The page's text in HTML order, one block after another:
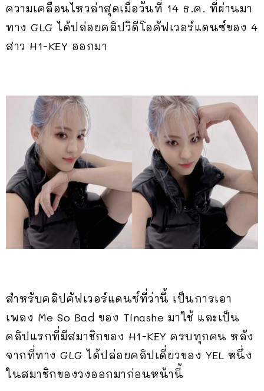
ความเคลื่อนไหวล่าสุดเมื่อวันที่ 14 ธ.ค. ที่ผ่านมา
ทาง GLG ได้ปล่อยคลิปวิดีโอคัฟเวอร์แดนซ์ของ 4
สาว H1-KEY ออกมา
สำหรับคลิปคัฟเวอร์แดนซ์ที่ว่านี้ เป็นการเอา
เพลง Me So Bad ของ Tinashe มาใช้ และเป็น
คลิปแรกที่มีสมาชิกของ H1-KEY ครบทุกคน หลัง
จากที่ทาง GLG ได้ปล่อยคลิปเดี่ยวของ YEL หนึ่ง
ในสมาชิกของวงออกมาก่อนหน้านี้